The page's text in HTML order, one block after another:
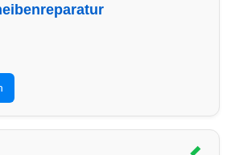
und Kalibrierung: Finde
– oft kurzfristig mit klaren